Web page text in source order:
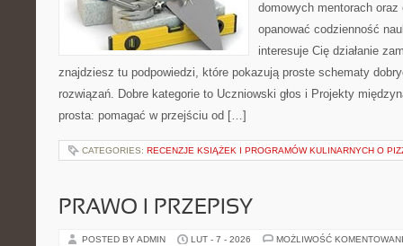
domowych mentorach
opanować codzienność
interesuje Cię działanie
znajdziesz tu podpowiedzi, które pokazują proste schematy
rozwiązań. Dobre kategorie to Uczniowski głos i Projekty
prosta: pomagać w przejściu od […]
CATEGORIES: RECENZJE KSIĄŻEK I PROGRAMÓW KULINARNYCH O
PRAWO I PRZEPISY
POSTED BY ADMIN LUT - 7 - 2026 MOŻLIWOŚĆ